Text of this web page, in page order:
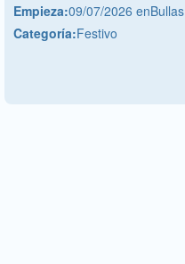
Empieza:09/07/2026 enBullas
Categoría:Festivo